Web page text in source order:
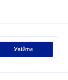
увійти